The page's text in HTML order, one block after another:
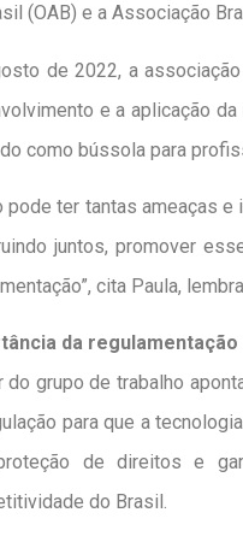
(OAB) e a Associação
de 2022, a
e a aplicação
como bússola para
pode ter tantas ameaças
juntos, promover
cita Paula,
da regulamentação
do grupo de trabalho
para que a
de direitos e
do Brasil.